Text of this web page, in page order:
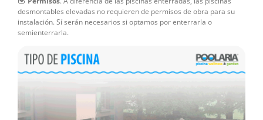
desmontables elevadas no requieren de permisos de obra para su
instalación. Sí serán necesarios si optamos por enterrarla o
semienterrarla.